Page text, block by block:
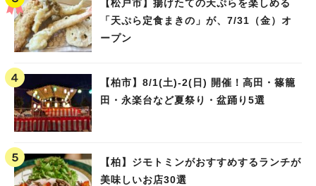
【松戸市】揚げたての天ぷらを楽しめる
「天ぷら定食まきの」が、7/31（金）オ
ープン
【柏市】8/1(土)‐2(日) 開催！高田・篠籠
田・永楽台など夏祭り・盆踊り5選
【柏】ジモトミンがおすすめするランチが
美味しいお店30選